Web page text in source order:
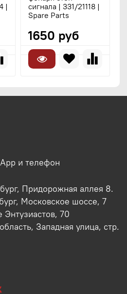
|
сигнала | 331/21118 |
Spare Parts
1650 руб
и телефон
Придорожная аллея 8.
Московское шоссе, 7
Энтузиастов, 70
Западная улица, стр.